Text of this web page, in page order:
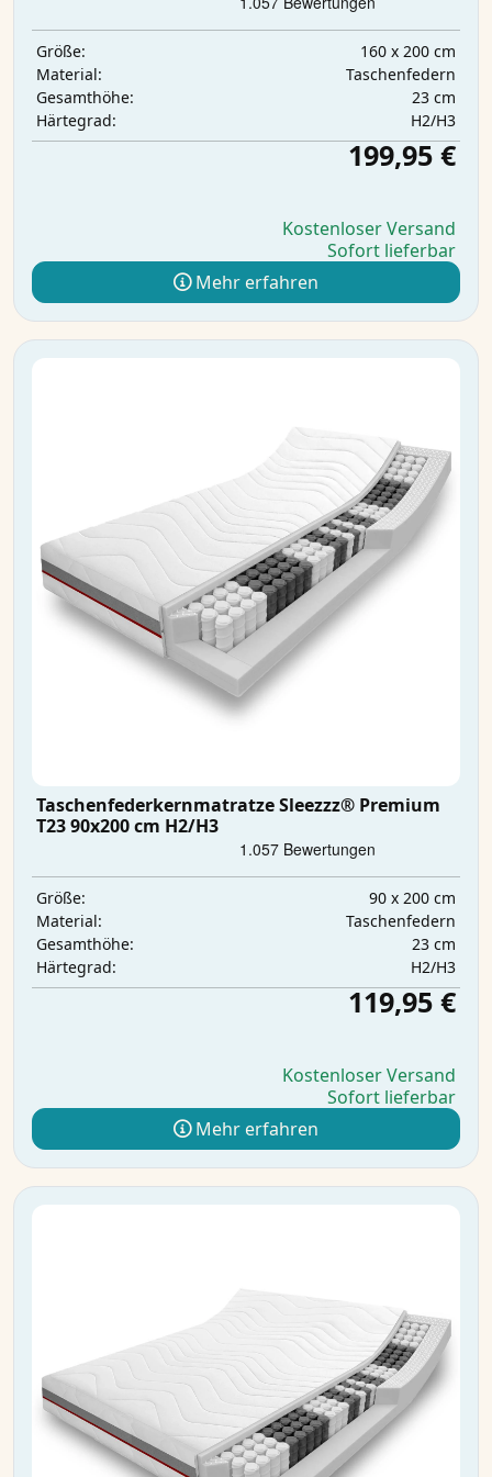
Größe:
160 x 200 cm
Material:
Taschenfedern
Gesamthöhe:
23 cm
Härtegrad:
H2/H3
199,95 €
Kostenloser Versand
Sofort lieferbar
Mehr erfahren
Taschenfederkernmatratze Sleezzz® Premium
T23 90x200 cm H2/H3
Größe:
90 x 200 cm
Material:
Taschenfedern
Gesamthöhe:
23 cm
Härtegrad:
H2/H3
119,95 €
Kostenloser Versand
Sofort lieferbar
Mehr erfahren